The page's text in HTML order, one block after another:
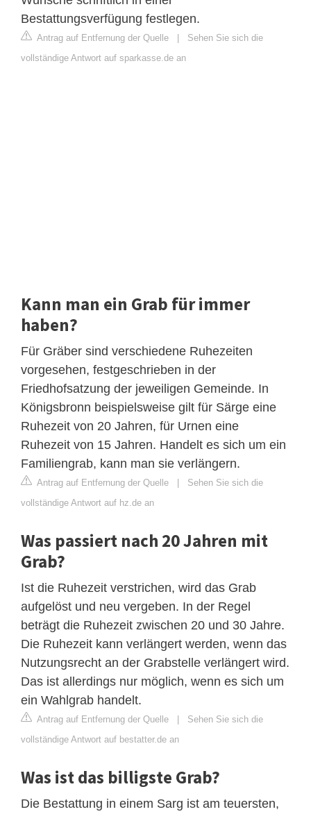
Bestattungsverfügung festlegen.
Antrag auf Entfernung der Quelle | Sehen Sie sich die
vollständige Antwort auf sparkasse.de an
Kann man ein Grab für immer
haben?
Für Gräber sind verschiedene Ruhezeiten
vorgesehen, festgeschrieben in der
Friedhofsatzung der jeweiligen Gemeinde. In
Königsbronn beispielsweise gilt für Särge eine
Ruhezeit von 20 Jahren, für Urnen eine
Ruhezeit von 15 Jahren. Handelt es sich um ein
Familiengrab, kann man sie verlängern.
Antrag auf Entfernung der Quelle | Sehen Sie sich die
vollständige Antwort auf hz.de an
Was passiert nach 20 Jahren mit
Grab?
Ist die Ruhezeit verstrichen, wird das Grab
aufgelöst und neu vergeben. In der Regel
beträgt die Ruhezeit zwischen 20 und 30 Jahre.
Die Ruhezeit kann verlängert werden, wenn das
Nutzungsrecht an der Grabstelle verlängert wird.
Das ist allerdings nur möglich, wenn es sich um
ein Wahlgrab handelt.
Antrag auf Entfernung der Quelle | Sehen Sie sich die
vollständige Antwort auf bestatter.de an
Was ist das billigste Grab?
Die Bestattung in einem Sarg ist am teuersten,